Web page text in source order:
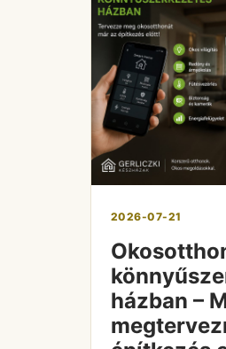
2026-07-21
házban –